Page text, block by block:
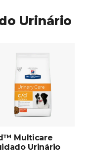
Urinário
Multicare
Urinário